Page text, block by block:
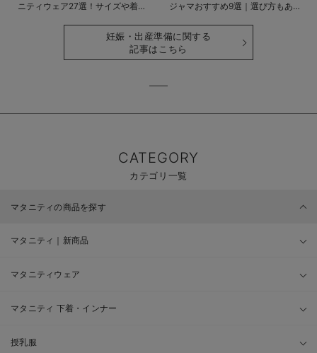
ニティウェア27選！サイズや着る
ジャマおすすめ9選｜選び方もあわ
妊娠・出産準備に関する
記事はこちら
CATEGORY
カテゴリ一覧
マタニティの商品を探す
マタニティ｜新商品
マタニティウェア
マタニティ 下着・インナー
授乳服